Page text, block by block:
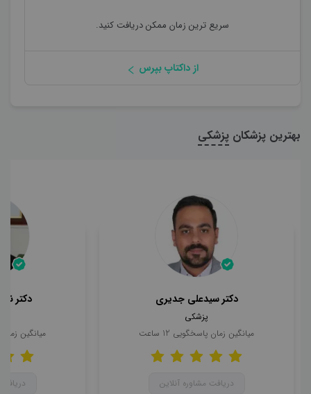
سریع ترین زمان ممکن دریافت کنید.
از داکتاپ بپرس
بهترین پزشکان پزشکی
دکتر سیدعلی جدیری
پزشکی
میانگین زمان پاسخگویی 12 ساعت
دریافت مشاوره آنلاین
دکتر
میانگین